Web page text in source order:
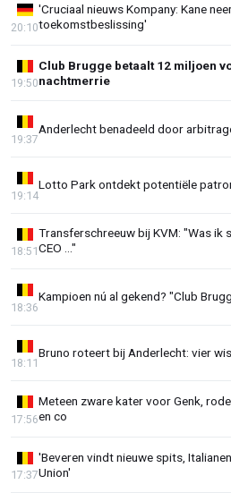
'Cruciaal nieuws Kompany: Kane
toekomstbeslissing'
20:10
Club Brugge betaalt 12 miljoen
nachtmerrie
19:50
Anderlecht benadeeld door
19:37
Lotto Park ontdekt potentiële
19:14
Transferschreeuw bij KVM: "Was
CEO ..."
18:51
Kampioen nú al gekend? "Club
18:36
Bruno roteert bij Anderlecht: vier
18:11
Meteen zware kater voor Genk,
en co
17:56
'Beveren vindt nieuwe spits,
Union'
17:37